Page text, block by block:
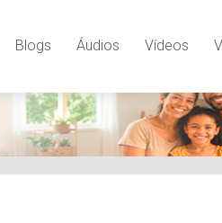
Blogs Áudios Vídeos